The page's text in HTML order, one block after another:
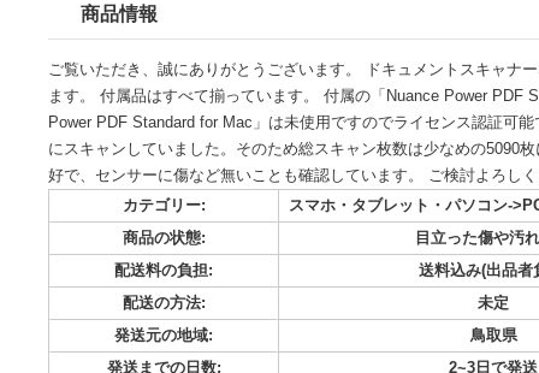
商品説明・詳細 送料・お届け
商品情報
ご覧いただき、誠にありがとうございます。 ドキュメントス
ます。 付属品はすべて揃っています。 付属の「Nuance
Power PDF Standard for Mac」は未使用ですのでライセンス
にスキャンしていました。そのため総スキャン枚数は少なめ
好で、センサーに傷など無いことも確認しています。 ご検
カテゴリー:
スマホ・タブレット・パ